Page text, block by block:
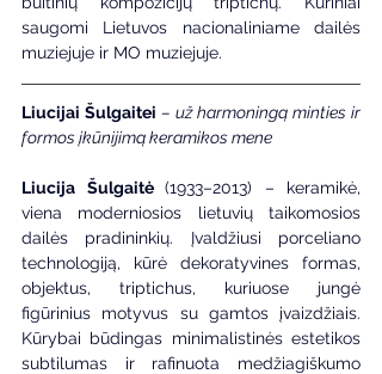
saugomi Lietuvos nacionaliniame dailės
muziejuje ir MO muziejuje.
Liucijai Šulgaitei – už harmoningą minties ir
formos įkūnijimą keramikos mene
Liucija Šulgaitė (1933–2013) – keramikė,
viena moderniosios lietuvių taikomosios
dailės pradininkių. Įvaldžiusi porceliano
technologiją, kūrė dekoratyvines formas,
objektus, triptichus, kuriuose jungė
figūrinius motyvus su gamtos įvaizdžiais.
Kūrybai būdingas minimalistinės estetikos
subtilumas ir rafinuota medžiagiškumo